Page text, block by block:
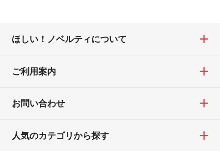
ほしい！ノベルティについて
ご利用案内
お問い合わせ
人気のカテゴリから探す